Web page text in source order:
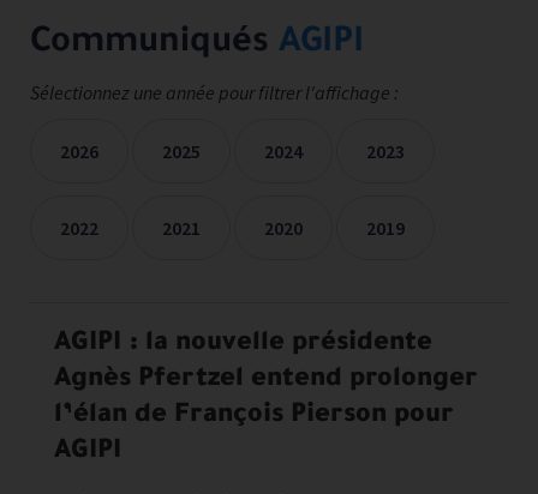
Communiqués AGIPI
Sélectionnez une année pour filtrer l'affichage :
2026 2025 2024 2023
2022 2021 2020 2019
AGIPI : la nouvelle présidente
Agnès Pfertzel entend prolonger
l’élan de François Pierson pour
AGIPI